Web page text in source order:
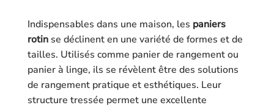
Indispensables dans une maison, les paniers
rotin se déclinent en une variété de formes et de
tailles. Utilisés comme panier de rangement ou
panier à linge, ils se révèlent être des solutions
de rangement pratique et esthétiques. Leur
structure tressée permet une excellente